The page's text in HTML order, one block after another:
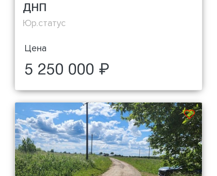
ДНП
Юр.статус
Цена
5 250 000 ₽